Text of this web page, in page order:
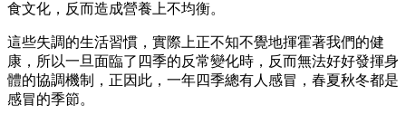
食文化，反而造成營養上不均衡。
這些失調的生活習慣，實際上正不知不覺地揮霍著我們的健
康，所以一旦面臨了四季的反常變化時，反而無法好好發揮身
體的協調機制，正因此，一年四季總有人感冒，春夏秋冬都是
感冒的季節。